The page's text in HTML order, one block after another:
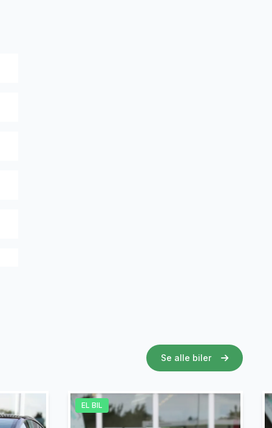
Se alle biler
EL BIL